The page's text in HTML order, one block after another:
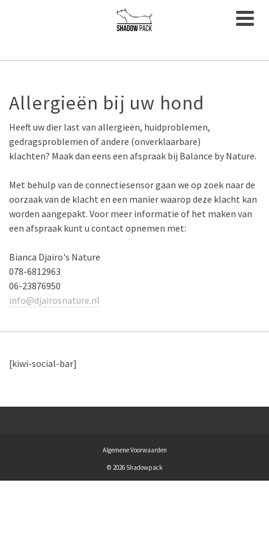
Allergieën bij uw hond
Heeft uw dier last van allergieën, huidproblemen,
gedragsproblemen of andere (onverklaarbare)
klachten? Maak dan eens een afspraak bij Balance by Nature.
Met behulp van de connectiesensor gaan we op zoek naar de
oorzaak van de klacht en een manier waarop deze klacht kan
worden aangepakt. Voor meer informatie of het maken van
een afspraak kunt u contact opnemen met:
Bianca Djairo's Nature
078-6812963
06-23876950
info@djairosnature.nl
[kiwi-social-bar]
Algemene Voorwaarden
© 2026 Shadowpack